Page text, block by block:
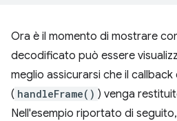
Ora è il momento di mostrare
decodificato può essere
meglio assicurarsi che il
( handleFrame() ) venga
Nell'esempio riportato di